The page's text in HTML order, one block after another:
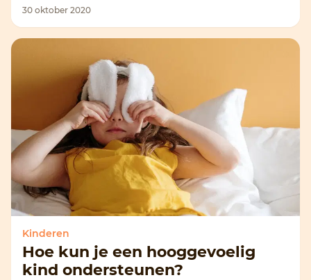
30 oktober 2020
Kinderen
Hoe kun je een hooggevoelig
kind ondersteunen?